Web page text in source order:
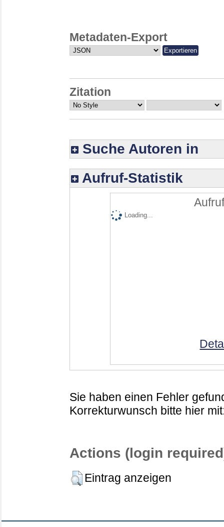
Metadaten-Export
Zitation
Suche Autoren in
Aufruf-Statistik
Loading...
Sie haben einen Fehler
Korrekturwunsch bitte hier
Actions (login
Eintrag anzeigen